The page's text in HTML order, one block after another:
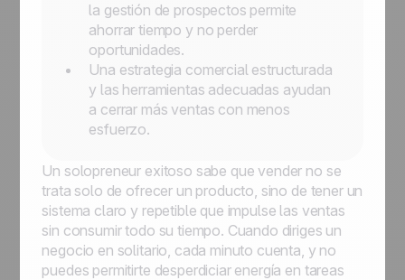
la gestión de prospectos permite
ahorrar tiempo y no perder
oportunidades.
Una estrategia comercial estructurada
y las herramientas adecuadas ayudan
a cerrar más ventas con menos
esfuerzo.
Un solopreneur exitoso sabe que vender no se
trata solo de ofrecer un producto, sino de tener un
sistema claro y repetible que impulse las ventas
sin consumir todo su tiempo. Cuando diriges un
negocio en solitario, cada minuto cuenta, y no
puedes permitirte desperdiciar energía en tareas